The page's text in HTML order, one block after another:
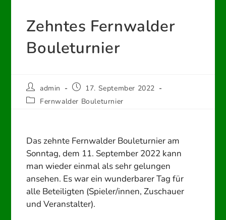
Zehntes Fernwalder
Bouleturnier
Beitrags-
Autor:
admin
Beitrag17. September 2022
Beitrags-
Fernwalder Bouleturnier
Das zehnte Fernwalder Bouleturnier am
Sonntag, dem 11. September 2022 kann
man wieder einmal als sehr gelungen
ansehen. Es war ein wunderbarer Tag für
alle Beteiligten (Spieler/innen, Zuschauer
und Veranstalter).